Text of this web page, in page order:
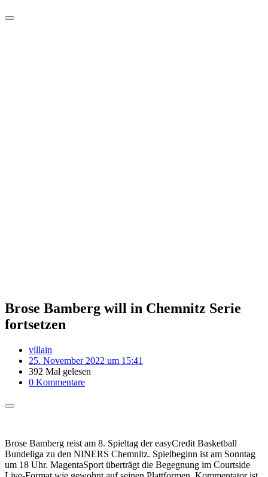
Brose Bamberg will in Chemnitz Serie
fortsetzen
villain
25. November 2022 um 15:41
392 Mal gelesen
0 Kommentare
Brose Bamberg reist am 8. Spieltag der easyCredit Basketball
Bundeliga zu den NINERS Chemnitz. Spielbeginn ist am Sonntag
um 18 Uhr. MagentaSport überträgt die Begegnung im Courtside